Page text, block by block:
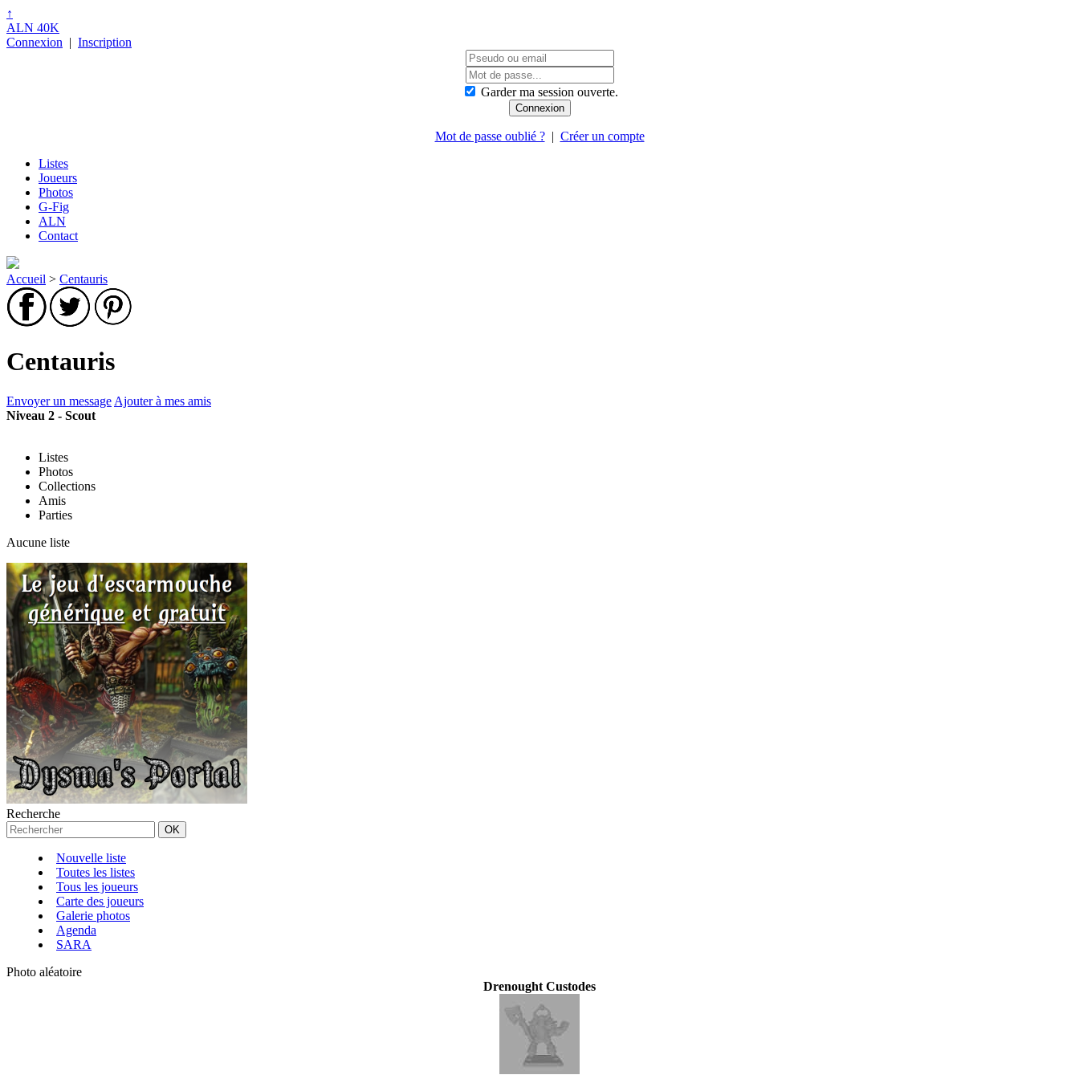
↑
ALN 40K
Connexion | Inscription
Garder ma session ouverte.
Mot de passe oublié ?| Créer un compte
Listes
Joueurs
Photos
G-Fig
ALN
Contact
Accueil > Centauris
Centauris
Envoyer un message Ajouter à mes amis
Niveau 2 - Scout
Listes
Photos
Collections
Amis
Parties
Aucune liste
Recherche
Nouvelle liste
Toutes les listes
Tous les joueurs
Carte des joueurs
Galerie photos
Agenda
SARA
Photo aléatoire
Drenought Custodes